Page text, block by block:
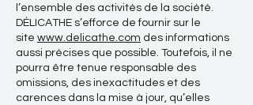
l’ensemble des activités de la société.
DÉLICATHE s’efforce de fournir sur le
site www.delicathe.com des informations
aussi précises que possible. Toutefois, il ne
pourra être tenue responsable des
omissions, des inexactitudes et des
carences dans la mise à jour, qu’elles